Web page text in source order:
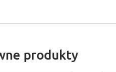
produkty